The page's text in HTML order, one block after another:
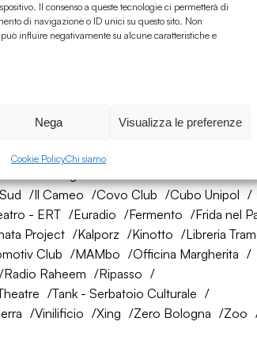
Il consenso a queste tecnologie ci permetterà di
di navigazione o ID unici su questo sito. Non
influire negativamente su alcune caratteristiche e
Nega Visualizza le preferenze
Cookie PolicyChi siamo
Il Cameo Covo Club
Cubo Unipol
- ERT Euradio Fermento
Frida nel
Project Kalporz Kinotto
Libreria
Club MAMbo
Officina Margherita
Radio Raheem
Ripasso
Tank - Serbatoio Culturale
Vinilificio Xing Zero Bologna Zoo